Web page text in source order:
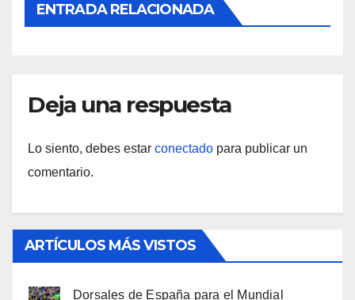
ENTRADA RELACIONADA
Deja una respuesta
Lo siento, debes estar conectado para publicar un
comentario.
ARTÍCULOS MÁS VISTOS
Dorsales de España para el Mundial